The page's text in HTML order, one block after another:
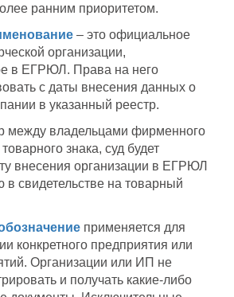
ранним приоритетом.
– это официальное
организации,
в ЕГРЮЛ. Права на него
с даты внесения данных о
в указанный реестр.
между владельцами фирменного
знака, суд будет
внесения организации в ЕГРЮЛ
в свидетельстве на товарный
применяется для
конкретного предприятия или
Организации или ИП не
и получать какие-либо